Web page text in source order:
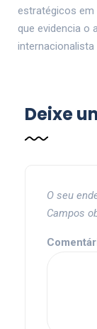
estratégicos em
que evidencia o
internacionalista
Deixe
O seu
Campos